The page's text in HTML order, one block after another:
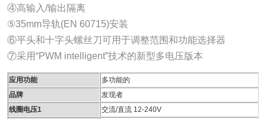
④高输入/输出隔离
⑤35mm导轨(EN 60715)安装
⑥平头和十字头螺丝刀可用于调整范围和功能选择器
⑦采用“PWM intelligent”技术的新型多电压版本
应用功能
多功能的
品牌
发现者
线圈电压1
交流/直流 12-240V